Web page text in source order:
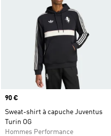
Prix
90 €
Sweat-shirt à capuche Juventus
Turin OG
Hommes Performance